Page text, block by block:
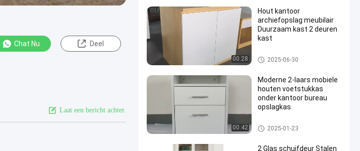
Chat Nu Deel
Laat een bericht achter.
00:28
Hout kantoor
archiefopslag meubilair
Duurzaam kast 2 deuren
kast
Kantoor houten archiefkasten
2025-06-30
00:42
Moderne 2-laars mobiele
houten voetstukkas
onder kantoor bureau
opslagkas
Kantoor houten archiefkasten
2025-01-23
2 Glas schuifdeur Stalen